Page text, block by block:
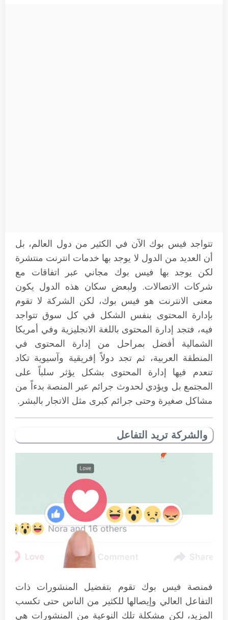
تتواجد فيس بوك الآن في الكثير من دول العالم، بل
أن العديد من الدول لا يوجد بها خدمات انترنت منتشرة
لكن يوجد بها فيس بوك مجاني عبر اتفاقات مع
شركات الاتصالات. ولبعض سكان هذه الدول يكون
معنى الانترنت هو فيس بوك، لكن الشركة لا تقوم
بإدارة المحتوى بنفس الشكل في كل سوق تتواجد
فيه، فتجد إدارة المحتوى باللغة الانجليزية وفي أمريكا
الشمالية أفضل بمراحل من إدارة المحتوى في
المنطقة العربية، ثم تجد دولاً إفريقية وآسيوية تكاد
تنعدم فيها إدارة المحتوى بشكل يؤثر سلباً على
المجتمع بل ويؤدي لحدوث جرائم عبر المنصة بدءاً من
مشاكل صغيرة وحتى جرائم كبرى مثل الاتجار بالبشر.
والشركة تريد التفاعل
فمنصة فيس بوك تقوم بتفضيل المنشورات ذات
التفاعل العالي وإيصالها للكثير من الناس حتى تكسب
المزيد، لكن مشكلة تلك النوعية من المنشورات هي